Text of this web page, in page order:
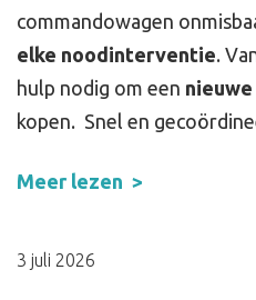
commandowagen
elke noodinterventie.
hulp nodig om een
kopen. Snel en
Meer lezen
3 juli 2026